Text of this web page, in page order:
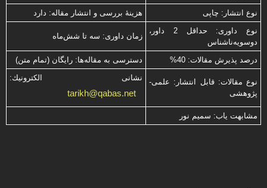
نوع انتشار: چاپی
هزینۀ بررسی و انتشار مقاله: دارد
نوع داوری: حداقل 2 داور،
دوسویه‌ناشناس
زمان داوری: سه تا شش‌ماه
درصد پذیرش مقالات: 40% دسترسی به مقاله‌ها: رایگان (تمام متن)
نوع مقالات: قابل انتشار: علمی-
پژوهشی
نشانی الكترونیك:
tarikh@qabas.net
مشابهت ياب: سميم نور